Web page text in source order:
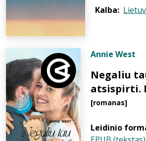
Kalba:
Annie West
Negaliu
atsispirti.
[romanas]
Leidinio